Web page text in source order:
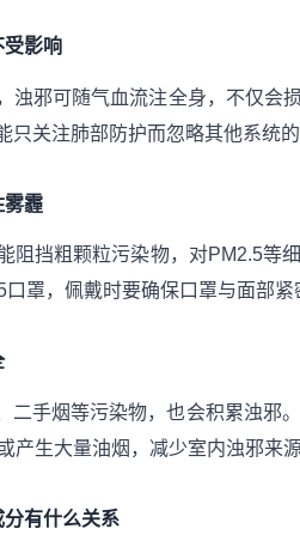
受影响
浊邪可随气血流注全身，不仅会
关注肺部防护而忽略其他系统的
雾霾
阻挡粗颗粒污染物，对PM2.5等
罩，佩戴时要确保口罩与面部紧
二手烟等污染物，也会积累浊邪
产生大量油烟，减少室内浊邪来源
有什么关系